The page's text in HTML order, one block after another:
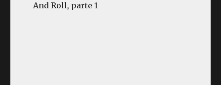
And Roll, parte 1